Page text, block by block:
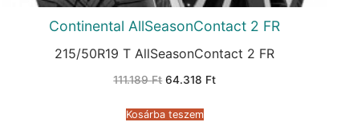
Continental AllSeasonContact 2 FR
215/50R19 T AllSeasonContact 2 FR
111.189Ft Original
111.189 Ft.
64.318 FtCurrent
Kosárba teszem